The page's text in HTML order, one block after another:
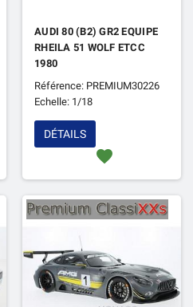
AUDI 80 (B2) GR2 EQUIPE
RHEILA 51 WOLF ETCC
1980
Référence: PREMIUM30226
Echelle: 1/18
favorite
DÉTAILS